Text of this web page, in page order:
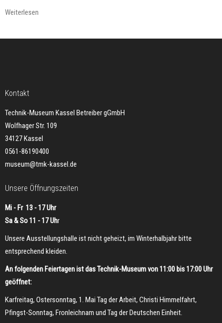
Weiterlesen
Kontakt
Technik-Museum Kassel Betreiber gGmbH
Wolfhager Str. 109
34127 Kassel
0561-86190400
museum@tmk-kassel.de
Unsere Öffnungszeiten
Mi - Fr 13 - 17 Uhr
Sa & So 11 - 17 Uhr
Unsere Ausstellungshalle ist nicht geheizt, im Winterhalbjahr bitte
entsprechend kleiden.
An folgenden Feiertagen ist das Technik-Museum von 11:00 bis 17:00 Uhr
geöffnet:
Karfreitag, Ostersonntag, 1. Mai Tag der Arbeit, Christi Himmelfahrt,
Pfingst-Sonntag, Fronleichnam und Tag der Deutschen Einheit.